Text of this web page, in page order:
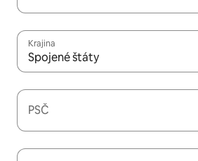
Krajina
Spojené štáty
PSČ